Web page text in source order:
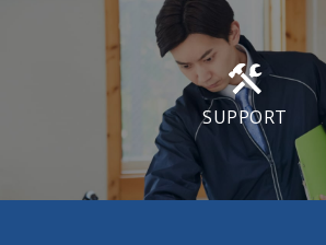
SUPPORT